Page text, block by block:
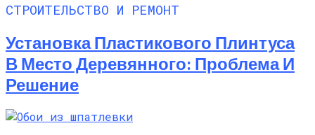
СТРОИТЕЛЬСТВО И РЕМОНТ
Установка Пластикового Плинтуса
В Место Деревянного: Проблема И
Решение